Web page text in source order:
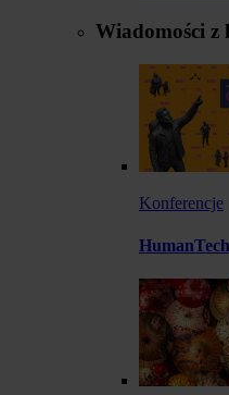
Wiadomości z
Konferencje